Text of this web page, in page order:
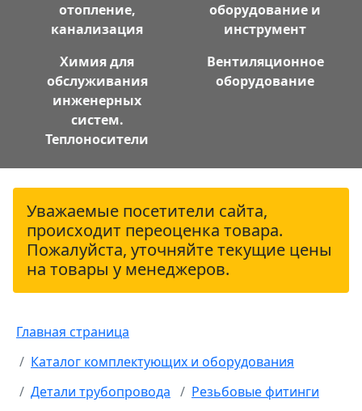
отопление,
канализация
оборудование и
инструмент
Химия для
обслуживания
инженерных
систем.
Теплоносители
Вентиляционное
оборудование
Уважаемые посетители сайта,
происходит переоценка товара.
Пожалуйста, уточняйте текущие цены
на товары у менеджеров.
Главная страница
Каталог комплектующих и оборудования
Детали трубопровода
Резьбовые фитинги